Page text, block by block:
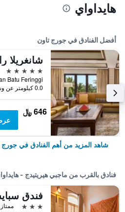
هايداواي
أفضل الفنادق في جورج تاون
5 نجوم
0.0 كيلومتر عن وسط المدينة
646 ﷼
شاهد المزيد من أهم الفنادق في جورج
فنادق بالقرب من ماجبي هيريتيدج -
فندق
3 نجوم
ممتاز 8.2